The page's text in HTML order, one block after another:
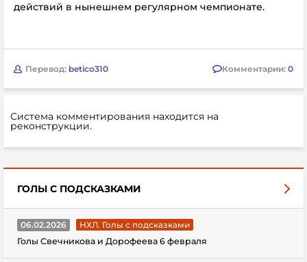
действий в нынешнем регулярном чемпионате.
Перевод: betico310 Комментарии: 0
Система комментирования находится на
реконструкции.
ГОЛЫ С ПОДСКАЗКАМИ
06.02.2026
НХЛ. Голы с подсказками
Голы Свечникова и Дорофеева 6 февраля